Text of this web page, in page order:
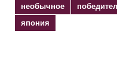
необычное
япония